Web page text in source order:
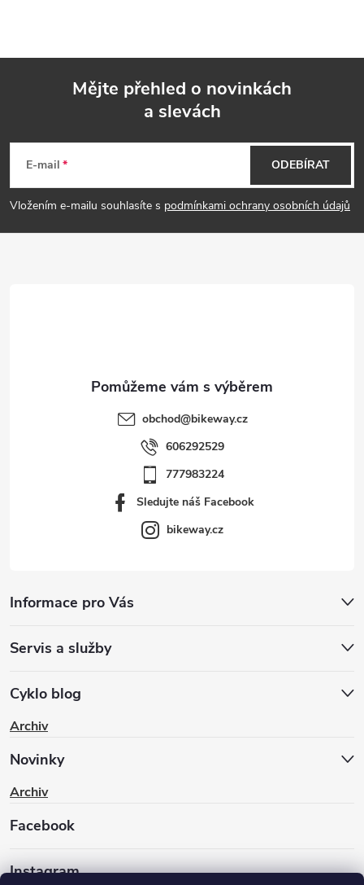
s
p
Mějte přehled o novinkách
a slevách
E-mail
Vložením e-mailu souhlasíte s podmínkami ochrany osobních údajů
ODEBÍRAT
obchod@bikeway.cz
606292529
777983224
Sledujte náš Facebook
bikeway.cz
Informace pro Vás
Servis a služby
Cyklo blog
Archiv
Novinky
Archiv
Facebook
Instagram